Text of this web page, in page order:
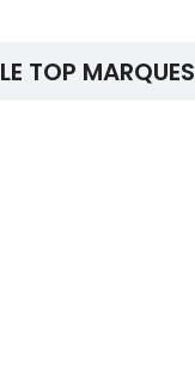
LE TOP MARQUES